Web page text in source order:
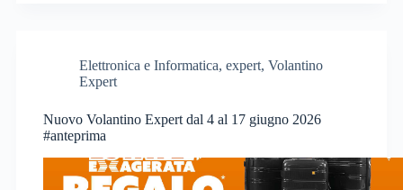
Elettronica e Informatica, expert, Volantino
Expert
Nuovo Volantino Expert dal 4 al 17 giugno 2026
#anteprima